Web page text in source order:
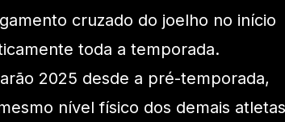
cruzado do joelho no início
toda a temporada.
2025 desde a pré-temporada,
nível físico dos demais atletas